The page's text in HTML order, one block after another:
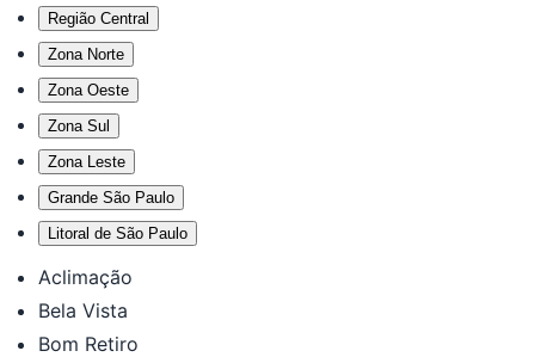
Região Central
Zona Norte
Zona Oeste
Zona Sul
Zona Leste
Grande São Paulo
Litoral de São Paulo
Aclimação
Bela Vista
Bom Retiro